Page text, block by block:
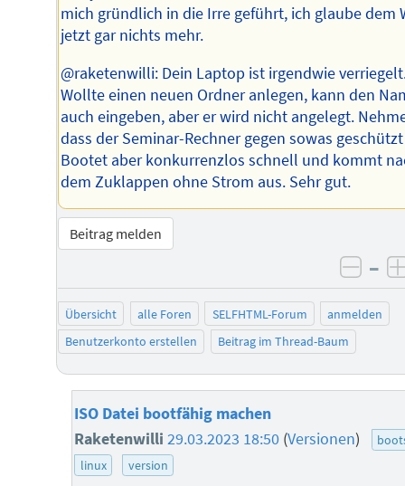
mich gründlich in die Irre geführt, ich glaube dem
jetzt gar nichts mehr.
@raketenwilli: Dein Laptop ist irgendwie
Wollte einen neuen Ordner anlegen, kann den
auch eingeben, aber er wird nicht angelegt.
dass der Seminar-Rechner gegen sowas
Bootet aber konkurrenzlos schnell und kommt
dem Zuklappen ohne Strom aus. Sehr gut.
Beitrag melden
–
Übersicht alle Foren SELFHTML-Forum
anmelden
Benutzerkonto erstellen
Beitrag im Thread-Baum
ISO Datei bootfähig machen
Raketenwilli 29.03.2023 18:50 (Versionen)
linux
version